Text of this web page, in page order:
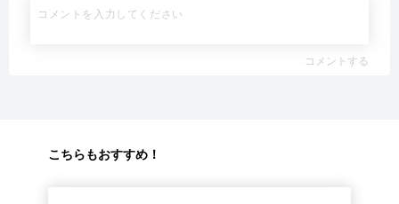
コメントする
こちらもおすすめ！